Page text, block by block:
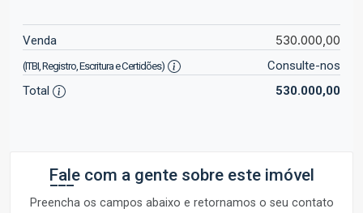
Venda 530.000,00
(ITBI, Registro, Escritura e Certidões)
Consulte-nos
Total
530.000,00
Fale com a gente sobre este imóvel
Preencha os campos abaixo e retornamos o seu contato